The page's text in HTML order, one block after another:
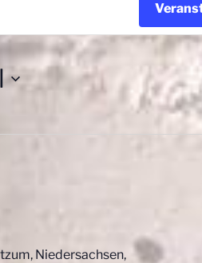
Niedersachsen,